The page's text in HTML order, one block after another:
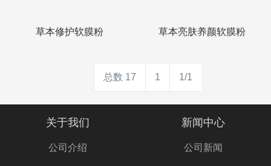
草本修护软膜粉 草本亮肤养颜软膜粉
总数 17 1 1/1
关于我们
公司介绍
新闻中心
公司新闻